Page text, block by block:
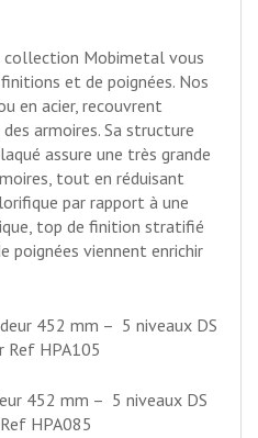
Mobimetal vous
et de poignées. Nos
en acier, recouvrent
armoires. Sa structure
assure une très grande
tout en réduisant
par rapport à une
top de finition stratifié
poignées viennent enrichir
452 mm – 5 niveaux DS
Ref HPA105
452 mm – 5 niveaux DS
HPA085